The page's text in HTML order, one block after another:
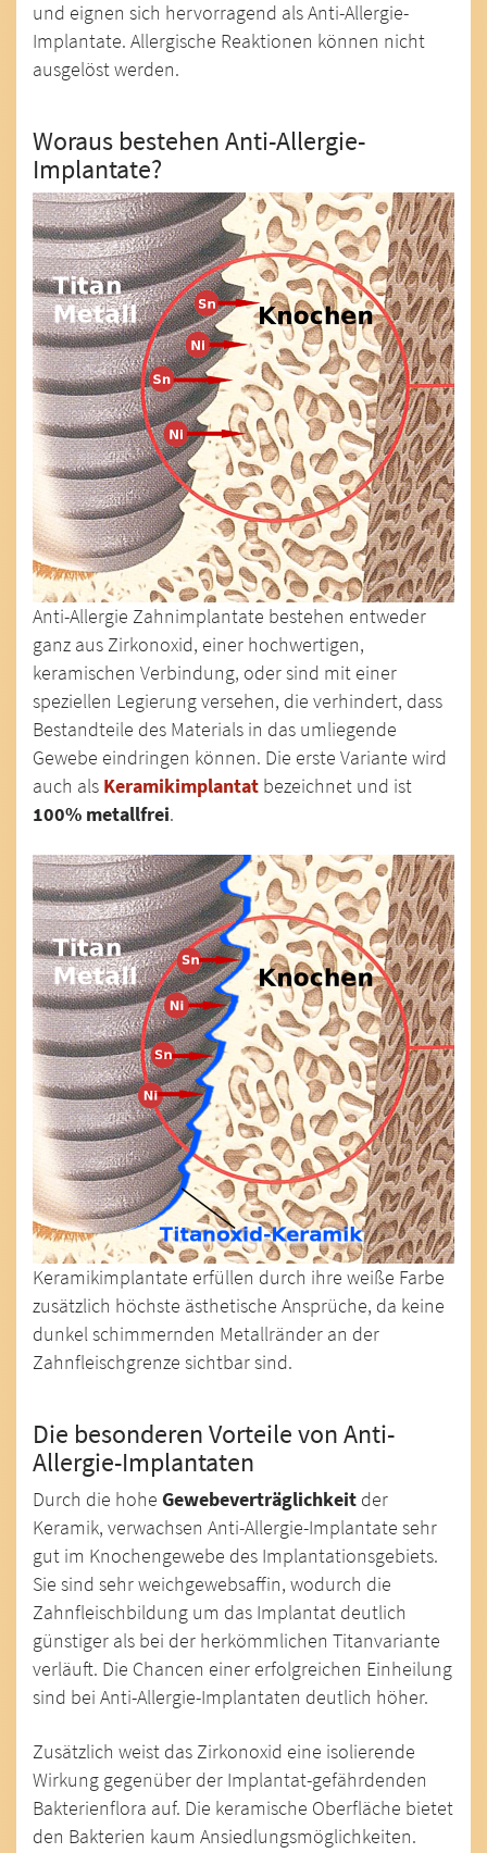
und eignen sich hervorragend als Anti-Allergie-
Implantate. Allergische Reaktionen können nicht
ausgelöst werden.
Woraus bestehen Anti-Allergie-
Implantate?
Anti-Allergie Zahnimplantate bestehen entweder
ganz aus Zirkonoxid, einer hochwertigen,
keramischen Verbindung, oder sind mit einer
speziellen Legierung versehen, die verhindert, dass
Bestandteile des Materials in das umliegende
Gewebe eindringen können. Die erste Variante wird
auch als Keramikimplantat bezeichnet und ist
100% metallfrei.
Keramikimplantate erfüllen durch ihre weiße Farbe
zusätzlich höchste ästhetische Ansprüche, da keine
dunkel schimmernden Metallränder an der
Zahnfleischgrenze sichtbar sind.
Die besonderen Vorteile von Anti-
Allergie-Implantaten
Durch die hohe Gewebeverträglichkeit der
Keramik, verwachsen Anti-Allergie-Implantate sehr
gut im Knochengewebe des Implantationsgebiets.
Sie sind sehr weichgewebsaffin, wodurch die
Zahnfleischbildung um das Implantat deutlich
günstiger als bei der herkömmlichen Titanvariante
verläuft. Die Chancen einer erfolgreichen Einheilung
sind bei Anti-Allergie-Implantaten deutlich höher.
Zusätzlich weist das Zirkonoxid eine isolierende
Wirkung gegenüber der Implantat-gefährdenden
Bakterienflora auf. Die keramische Oberfläche bietet
den Bakterien kaum Ansiedlungsmöglichkeiten.